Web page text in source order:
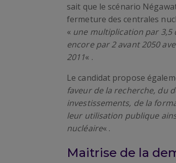
sait que le scénario
fermeture des centrales
« une multiplication par 3,5
encore par 2 avant 2050
2011« .
Le candidat propose
faveur de la recherche, du
investissements, de la
leur utilisation publique
nucléaire« .
Maitrise de la